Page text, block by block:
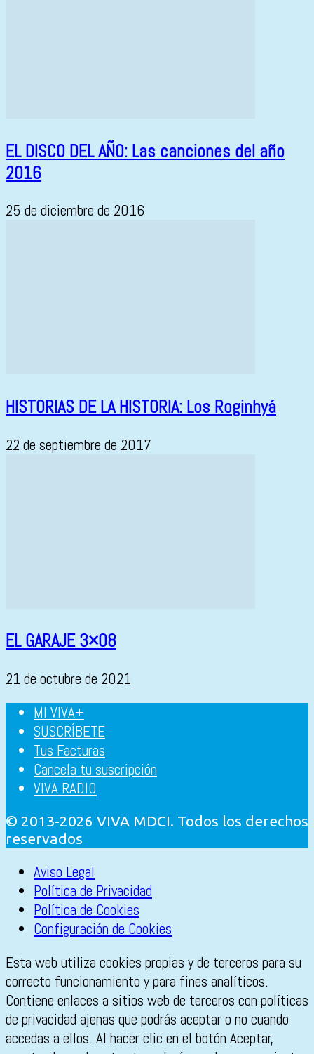
EL DISCO DEL AÑO: Las canciones del año
2016
25 de diciembre de 2016
HISTORIAS DE LA HISTORIA: Los Roginhyá
22 de septiembre de 2017
EL GARAJE 3×08
21 de octubre de 2021
MI VIVA+
SUSCRÍBETE
Tus Facturas
Cancela tu suscripción
VIVA RADIO
© 2013-2026 VIVA MDCI. Todos los derechos
reservados
Aviso Legal
Política de Privacidad
Política de Cookies
Configuración de Cookies
Esta web utiliza cookies propias y de terceros para su
correcto funcionamiento y para fines analíticos.
Contiene enlaces a sitios web de terceros con políticas
de privacidad ajenas que podrás aceptar o no cuando
accedas a ellos. Al hacer clic en el botón Aceptar,